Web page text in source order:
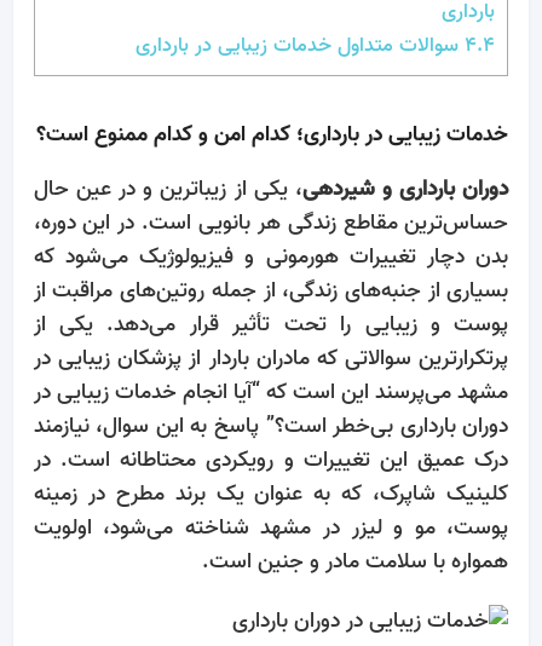
بارداری
4.4 سوالات متداول خدمات زیبایی در بارداری
خدمات زیبایی در بارداری؛ کدام امن و کدام ممنوع است؟
دوران بارداری و شیردهی، یکی از زیباترین و در عین حال
حساس‌ترین مقاطع زندگی هر بانویی است. در این دوره،
بدن دچار تغییرات هورمونی و فیزیولوژیک می‌شود که
بسیاری از جنبه‌های زندگی، از جمله روتین‌های مراقبت از
پوست و زیبایی را تحت تأثیر قرار می‌دهد. یکی از
پرتکرارترین سوالاتی که مادران باردار از پزشکان زیبایی در
مشهد می‌پرسند این است که “آیا انجام خدمات زیبایی در
دوران بارداری بی‌خطر است؟” پاسخ به این سوال، نیازمند
درک عمیق این تغییرات و رویکردی محتاطانه است. در
کلینیک شاپرک، که به عنوان یک برند مطرح در زمینه
پوست، مو و لیزر در مشهد شناخته می‌شود، اولویت
همواره با سلامت مادر و جنین است.